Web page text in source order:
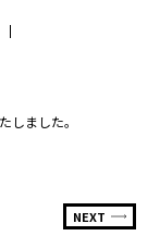
しました。
NEXT